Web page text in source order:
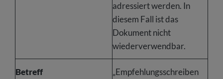
adressiert werden. In
diesem Fall ist das
Dokument nicht
wiederverwendbar.
Betreff
„Empfehlungsschreiben